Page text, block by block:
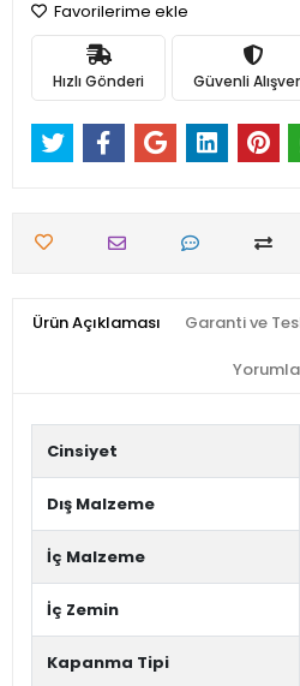
Favorilerime ekle
Hızlı Gönderi Güvenli
Ürün Açıklaması Garanti ve
Cinsiyet
Dış Malzeme
İç Malzeme
İç Zemin
Kapanma Tipi